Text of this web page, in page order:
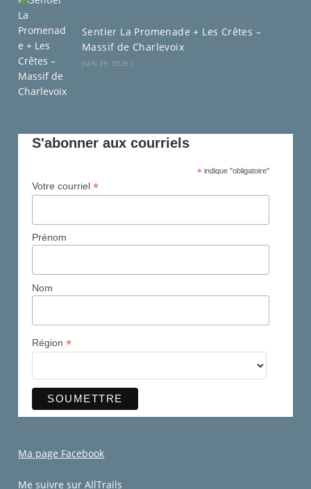
Sentier La Promenade + Les Crêtes –
Massif de Charlevoix
JUIN 29, 2026 /
S'abonner aux courriels
*indique "obligatoire"
Votre courriel*
Prénom
Nom
Région*
Ma page Facebook
Me suivre sur AllTrails